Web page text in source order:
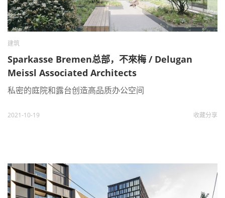
建筑
Sparkasse Bremen总部，不來梅 / Delugan
Meissl Associated Architects
私密的庭院和露台创造高品质办公空间
2021-10-19 收藏分享